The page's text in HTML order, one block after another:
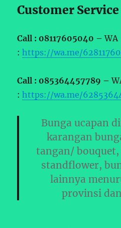
Customer Service
Call : 08117605040 –WA
:https://wa.me/
Call : 085364457789 –
:https://wa.me/
Bunga ucapan
karangan
tangan/
standflower,
lainnya
provinsi